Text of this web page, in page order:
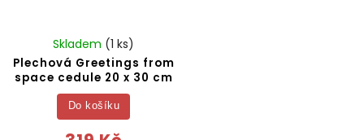
Plechová Greetings from
space cedule 20 x 30 cm
Skladem (1 ks)
Do košíku